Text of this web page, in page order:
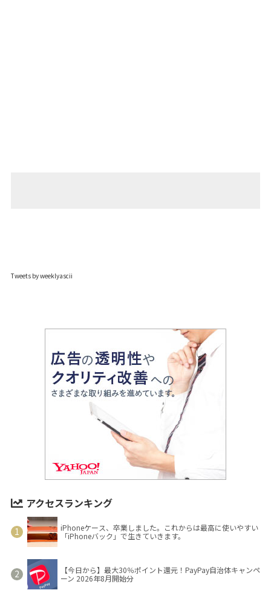
Tweets by weeklyascii
アクセスランキング
iPhoneケース、卒業しました。これからは最高に使いやすい
「iPhoneバック」で生きていきます。
【今日から】最大30％ポイント還元！PayPay自治体キャンペ
ーン 2026年8月開始分